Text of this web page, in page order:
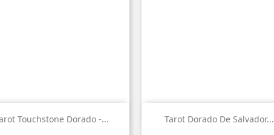
Touchstone Dorado -...
 Vista rápida Tarot Dorado De Salvador...
 Vista rápida